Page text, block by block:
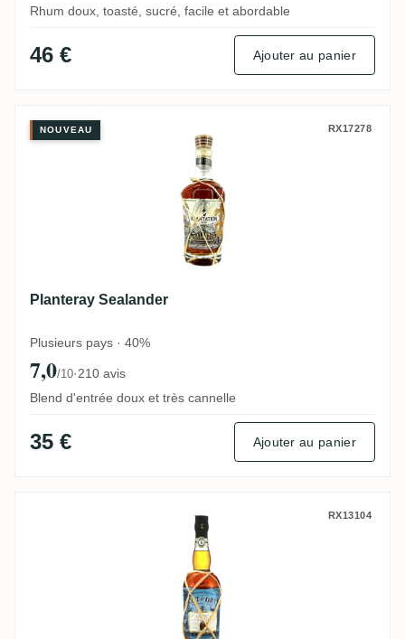
Rhum doux, toasté, sucré, facile et abordable
46 € Ajouter au panier
Planteray Sealander
NOUVEAU RX17278
Planteray Sealander
Plusieurs pays · 40%
7,0/10·210 avis
Blend d'entrée doux et très cannelle
35 € Ajouter au panier
Planteray Cut and Dry Coconut RumRX13104